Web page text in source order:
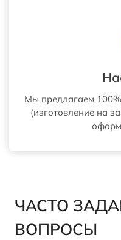
Мы предлагаем
(изготовление на
ЧАСТО
ВОПРОСЫ